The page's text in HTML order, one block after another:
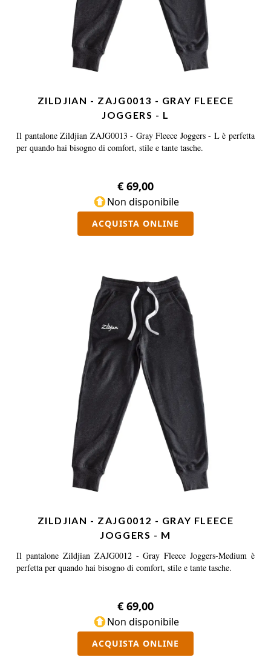
ZILDJIAN - ZAJG0013 - GRAY FLEECE
JOGGERS - L
Il pantalone Zildjian ZAJG0013 - Gray Fleece Joggers - L è perfetta
per quando hai bisogno di comfort, stile e tante tasche.
€ 69,00
Non disponibile
ACQUISTA ONLINE
ZILDJIAN - ZAJG0012 - GRAY FLEECE
JOGGERS - M
Il pantalone Zildjian ZAJG0012 - Gray Fleece Joggers-Medium è
perfetta per quando hai bisogno di comfort, stile e tante tasche.
€ 69,00
Non disponibile
ACQUISTA ONLINE